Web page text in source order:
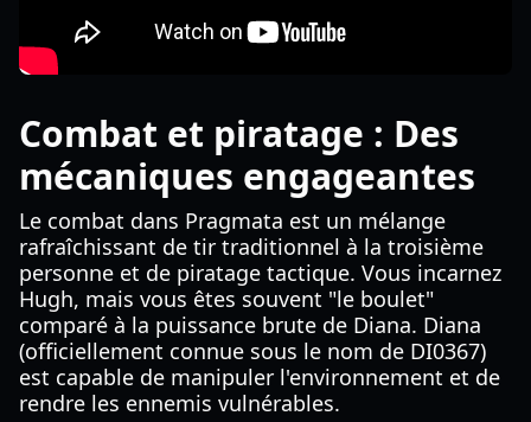
Combat et piratage : Des
mécaniques engageantes
Le combat dans Pragmata est un mélange
rafraîchissant de tir traditionnel à la troisième
personne et de piratage tactique. Vous incarnez
Hugh, mais vous êtes souvent "le boulet"
comparé à la puissance brute de Diana. Diana
(officiellement connue sous le nom de DI0367)
est capable de manipuler l'environnement et de
rendre les ennemis vulnérables.